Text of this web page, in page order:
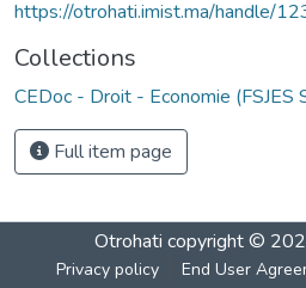
https://otrohati.imist.ma/handle/
Collections
CEDoc - Droit - Economie (FSJES
Full item page
Otrohati copyright ©
Privacy policy End User